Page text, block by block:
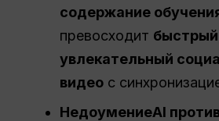
содержание
превосходит быстрый,
увлекательный
видео с
НедоумениеAI